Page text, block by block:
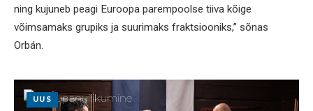
ning kujuneb peagi Euroopa parempoolse tiiva kõige
võimsamaks grupiks ja suurimaks fraktsiooniks,” sõnas
Orbán.
UUS